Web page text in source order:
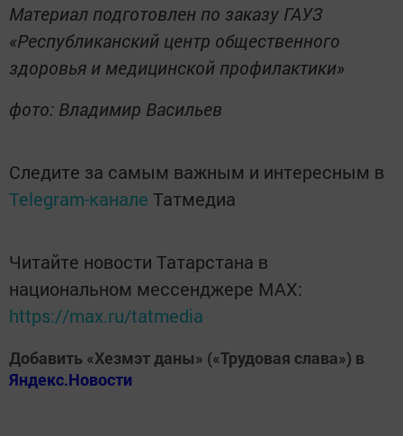
Материал подготовлен по заказу ГАУЗ
«Республиканский центр общественного
здоровья и медицинской профилактики»
фото: Владимир Васильев
Следите за самым важным и интересным в
Telegram-канале Татмедиа
Читайте новости Татарстана в
национальном мессенджере MАХ:
https://max.ru/tatmedia
Добавить «Хезмэт даны» («Трудовая слава») в
Яндекс.Новости